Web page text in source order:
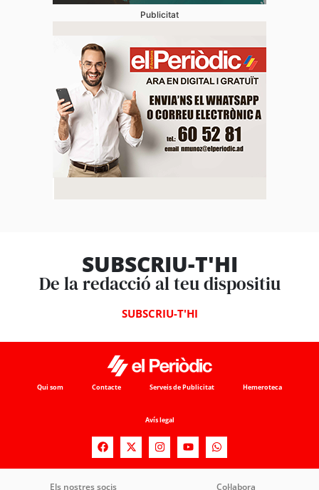
Publicitat
SUBSCRIU-T'HI
De la redacció al teu dispositiu
SUBSCRIU-T'HI
Qui som Contacte Serveis de Publicitat Hemeroteca
Avís legal
Els nostres socis Col·labora